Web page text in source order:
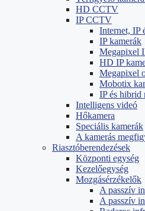
HD CCTV
IP CCTV
Internet, IP
IP kamerák
Megapixel
HD IP
Megapixel
Mobotix
IP és hibrid
Intelligens videó
Hőkamera
Speciális kamerák
A kamerás
Riasztóberendezések
Központi egység
Kezelőegység
Mozgásérzékelők
A passzív
A passzív